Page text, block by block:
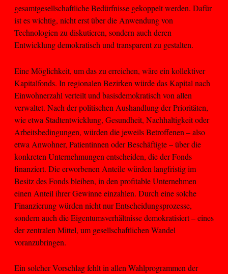
gesamtgesellschaftliche Bedürfnisse gekoppelt werden. Dafür
ist es wichtig, nicht erst über die Anwendung von
Technologien zu diskutieren, sondern auch deren
Entwicklung demokratisch und transparent zu gestalten.
Eine Möglichkeit, um das zu erreichen, wäre ein kollektiver
Kapitalfonds. In regionalen Bezirken würde das Kapital nach
Einwohnerzahl verteilt und basisdemokratisch von allen
verwaltet. Nach der politischen Aushandlung der Prioritäten,
wie etwa Stadtentwicklung, Gesundheit, Nachhaltigkeit oder
Arbeitsbedingungen, würden die jeweils Betroffenen – also
etwa Anwohner, Patientinnen oder Beschäftigte – über die
konkreten Unternehmungen entscheiden, die der Fonds
finanziert. Die erworbenen Anteile würden langfristig im
Besitz des Fonds bleiben, in den profitable Unternehmen
einen Anteil ihrer Gewinne einzahlen. Durch eine solche
Finanzierung würden nicht nur Entscheidungsprozesse,
sondern auch die Eigentumsverhältnisse demokratisiert – eines
der zentralen Mittel, um gesellschaftlichen Wandel
voranzubringen.
Ein solcher Vorschlag fehlt in allen Wahlprogrammen der